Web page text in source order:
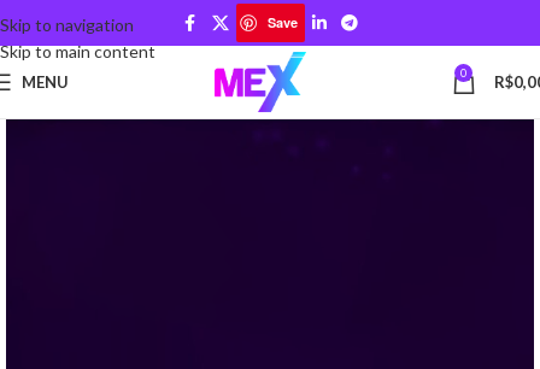
Skip to navigation
Skip to main content
Save
MENU 0 R$